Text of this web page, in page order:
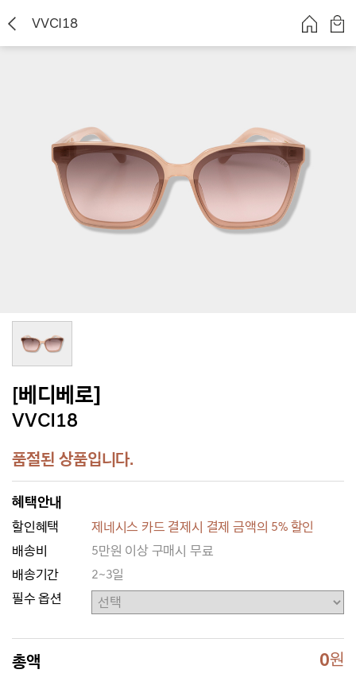
VVCI18
[베디베로]
VVCI18
품절된 상품입니다.
혜택안내
할인혜택
제네시스 카드 결제시 결제 금액의 5% 할인
배송비
5만원 이상 구매시 무료
배송기간
2~3일
필수 옵션
총액 0원